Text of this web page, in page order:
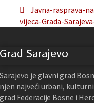
Javna-rasprava-
vijeca-Grada-
Grad Sarajevo
Sarajevo je glavni grad
njen najveći urbani,
grad Federacije Bosne i